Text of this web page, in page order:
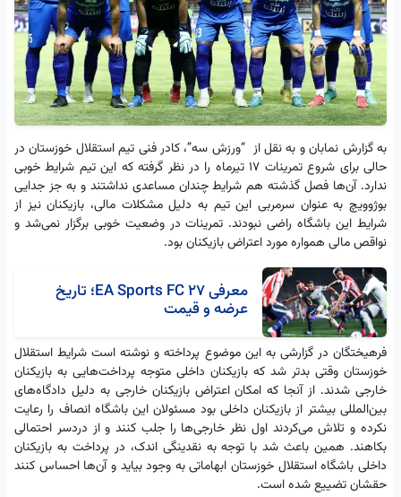
به گزارش نمابان و به نقل از “ورزش سه”، کادر فنی تیم استقلال خوزستان در
حالی برای شروع تمرینات ۱۷ تیرماه را در نظر گرفته که این تیم شرایط خوبی
ندارد. آن‌ها فصل گذشته هم شرایط چندان مساعدی نداشتند و به جز جدایی
بوژوویچ به عنوان سرمربی این تیم به دلیل مشکلات مالی، بازیکنان نیز از
شرایط این باشگاه راضی نبودند. تمرینات در وضعیت خوبی برگزار نمی‌شد و
نواقص مالی همواره مورد اعتراض بازیکنان بود.
معرفی EA Sports FC 27؛ تاریخ
عرضه و قیمت
فرهیختگان در گزارشی به این موضوع پرداخته و نوشته است شرایط استقلال
خوزستان وقتی بدتر شد که بازیکنان داخلی متوجه پرداخت‌هایی به بازیکنان
خارجی شدند. از آنجا که امکان اعتراض بازیکنان خارجی به دلیل دادگاه‌های
بین‌المللی بیشتر از بازیکنان داخلی بود مسئولان این باشگاه انصاف را رعایت
نکرده و تلاش می‌کردند اول نظر خارجی‌ها را جلب کنند و از دردسر احتمالی
بکاهند. همین باعث شد با توجه به نقدینگی اندک، در پرداخت به بازیکنان
داخلی باشگاه استقلال خوزستان ابهاماتی به وجود بیاید و آن‌ها احساس کنند
حقشان تضییع شده است.